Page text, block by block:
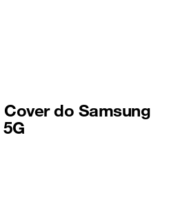
do Samsung